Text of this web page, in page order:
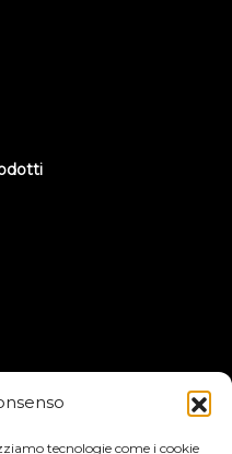
tecnologie come i cookie